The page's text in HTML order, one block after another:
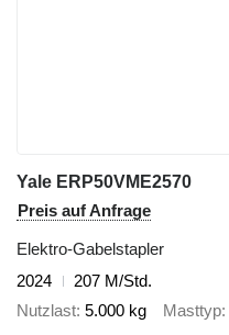
Yale ERP50VME2570
Preis auf Anfrage
Elektro-Gabelstapler
2024
207 M/Std.
Nutzlast 5.000 kg Masttyp